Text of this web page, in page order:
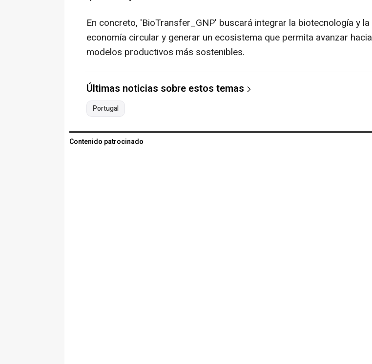
En concreto, 'BioTransfer_GNP' buscará integrar la biotecnología y la
economía circular y generar un ecosistema que permita avanzar hacia
modelos productivos más sostenibles.
Últimas noticias sobre estos temas
Portugal
Contenido patrocinado